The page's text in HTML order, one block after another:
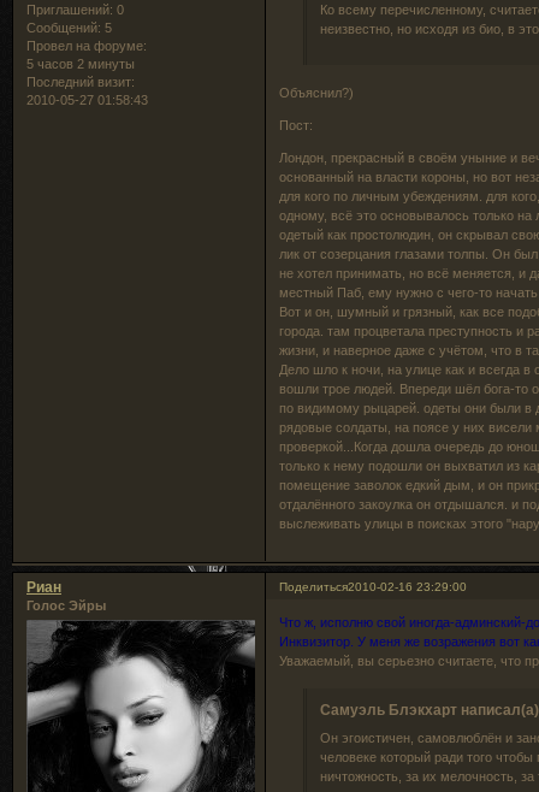
Приглашений: 0
Сообщений: 5
Провел на форуме:
5 часов 2 минуты
Последний визит:
2010-05-27 01:58:43
Ко всему перечисленному,
неизвестно, но исходя из био, в
Объяснил?)
Пост:
Лондон, прекрасный в своём уныние и
основанный на власти короны, но вот
для кого по личным убеждениям. для
одному, всё это основывалось только
одетый как простолюдин, он скрывал
лик от созерцания глазами толпы. Он
не хотел принимать, но всё меняется, и
местный Паб, ему нужно с чего-то
Вот и он, шумный и грязный, как все
города. там процветала преступность и
жизни, и наверное даже с учётом, что в
Дело шло к ночи, на улице как и всегда
вошли трое людей. Впереди шёл бога-то
по видимому рыцарей. одеты они были в
рядовые солдаты, на поясе у них
проверкой...Когда дошла очередь до
только к нему подошли он выхватил из
помещение заволок едкий дым, и он
отдалённого закоулка он отдышался. и
выслеживать улицы в поисках этого
Поделиться2010-02-16 23:29:00
Риан
Голос Эйры
Что ж, исполню свой иногда-админский-
Инквизитор. У меня же возражения вот
Уважаемый, вы серьезно считаете, что
Самуэль Блэкхарт
Он эгоистичен, самовлюблён и
человеке который ради того
ничтожность, за их мелочность, за